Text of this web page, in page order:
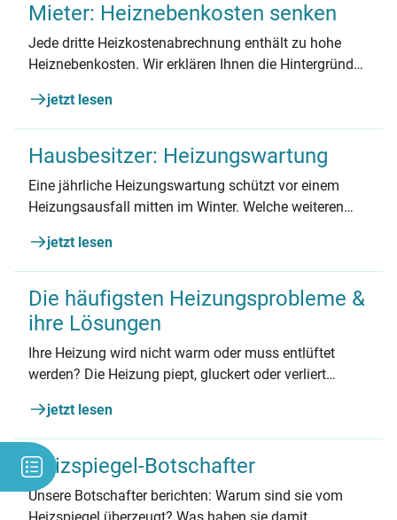
Mieter: Heiznebenkosten senken
Jede dritte Heizkostenabrechnung enthält zu hohe
Heiznebenkosten. Wir erklären Ihnen die Hintergründe
jetzt lesen
Hausbesitzer: Heizungswartung
Eine jährliche Heizungswartung schützt vor einem
Heizungsausfall mitten im Winter. Welche weiteren
und wie viel sie kostet, erfahren Sie hier.
jetzt lesen
Die häufigsten Heizungsprobleme &
ihre Lösungen
Ihre Heizung wird nicht warm oder muss entlüftet
werden? Die Heizung piept, gluckert oder verliert
Heizungsprobleme selber lösen.
jetzt lesen
Heizspiegel-Botschafter
Unsere Botschafter berichten: Warum sind sie vom